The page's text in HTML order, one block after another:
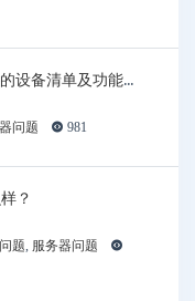
设备清单及功能解
问题 981
？
题, 服务器问题